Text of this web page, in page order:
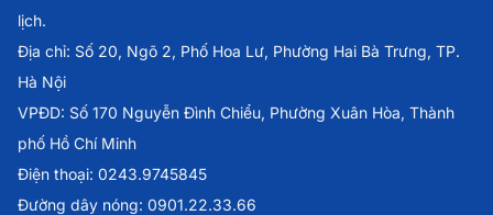
lịch.
Địa chỉ: Số 20, Ngõ 2, Phố Hoa Lư, Phường Hai Bà Trưng, TP.
Hà Nội
VPĐD: Số 170 Nguyễn Đình Chiểu, Phường Xuân Hòa, Thành
phố Hồ Chí Minh
Điện thoại: 0243.9745845
Đường dây nóng: 0901.22.33.66